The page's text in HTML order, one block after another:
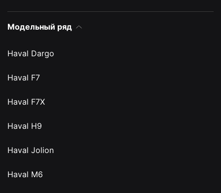
Модельный ряд
Haval Dargo
Haval F7
Haval F7X
Haval H9
Haval Jolion
Haval M6